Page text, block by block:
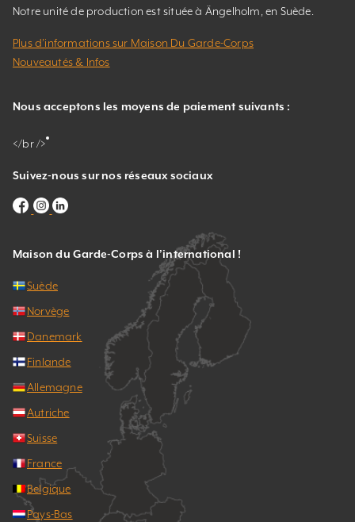
Notre unité de production est située à Ängelholm, en Suède.
Plus d’informations sur Maison Du Garde-Corps
Nouveautés & Infos
Nous acceptons les moyens de paiement suivants :
</br />
Suivez-nous sur nos réseaux sociaux
Maison du Garde-Corps à l’international !
Suède
Norvège
Danemark
Finlande
Allemagne
Autriche
Suisse
France
Belgique
Pays-Bas